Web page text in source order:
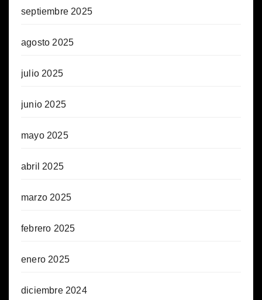
septiembre 2025
agosto 2025
julio 2025
junio 2025
mayo 2025
abril 2025
marzo 2025
febrero 2025
enero 2025
diciembre 2024